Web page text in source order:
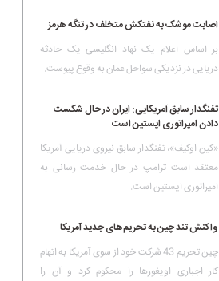
اصابت موشک به نفتکش متخلف در تنگه هرمز
بر اساس اعلام یک نهاد انگلیسی یک حادثه
دریایی در نزدیکی سواحل عمان به وقوع پیوست.
تفنگدار سابق آمریکایی: ایران در حال شکست
دادن امپراتوری اپستین است
«کین اوکیف»، تفنگدار سابق نیروی دریایی آمریکا
معتقد است ترامپ در حال خدمت رسانی به
امپراتوری اپستین است.
واکنش تند چین به تحریم‌های جدید آمریکا
چین تحریم 43 شرکت خود از سوی آمریکا به اتهام
کار اجباری اویغورها را محکوم کرد و آن را